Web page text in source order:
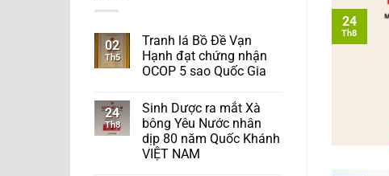
02
Th5
Tranh lá Bồ Đề Vạn
Hạnh đạt chứng nhận
OCOP 5 sao Quốc Gia
24
Th8
Sinh Dược ra mắt Xà
bông Yêu Nước nhân
dịp 80 năm Quốc Khánh
VIỆT NAM
24
Th8